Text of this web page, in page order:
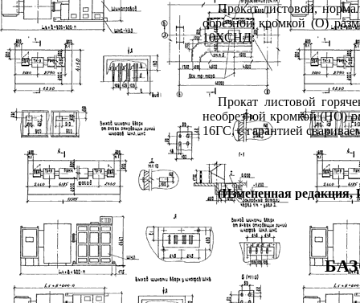
Прокат листовой,
обрезной кромкой (О)
10ХСНД:
Прокат листовой
необрезной кромкой (НО)
16ГС, с гарантией
(Измененная